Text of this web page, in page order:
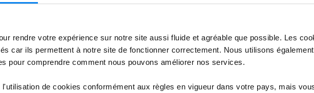
rendre votre expérience sur notre site aussi fluide et agréable que possible. Les
car ils permettent à notre site de fonctionner correctement. Nous utilisons
pour comprendre comment nous pouvons améliorer nos services.
de cookies conformément aux règles en vigueur dans votre pays, mais
utilisé (aéroport, parking et services supplémentaires), ainsi que le
votre réservation.
clientèle
des formulaires web. Cela vous permet de nous contacter. Lorsque vous
nous traitons les données à caractère personnel que vous nous fournissez